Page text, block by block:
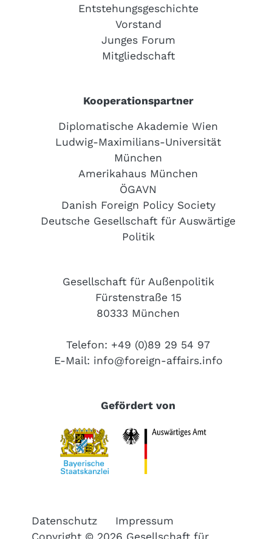
Entstehungsgeschichte
Vorstand
Junges Forum
Mitgliedschaft
Kooperationspartner
Diplomatische Akademie Wien
Ludwig-Maximilians-Universität
München
Amerikahaus München
ÖGAVN
Danish Foreign Policy Society
Deutsche Gesellschaft für Auswärtige
Politik
Gesellschaft für Außenpolitik
Fürstenstraße 15
80333 München
Telefon: +49 (0)89 29 54 97
E-Mail: info@foreign-affairs.info
Gefördert von
Datenschutz
Impressum
Copyright © 2026 Gesellschaft für